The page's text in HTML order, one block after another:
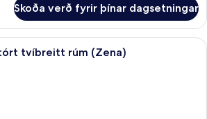
Skoða verð fyrir þínar dagsetningar
Ítölsk Frette-rúmföt, rúmföt af
tvíbreitt rúm (Zena)